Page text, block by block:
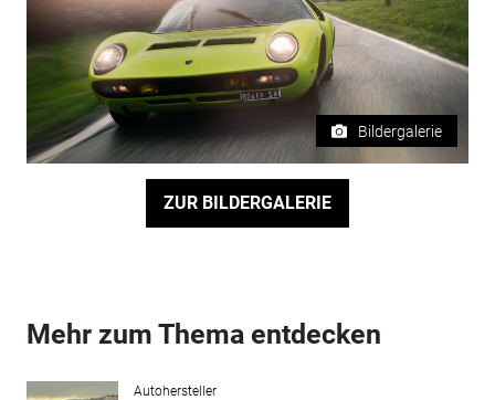
Bildergalerie
ZUR BILDERGALERIE
Mehr zum Thema entdecken
Autohersteller